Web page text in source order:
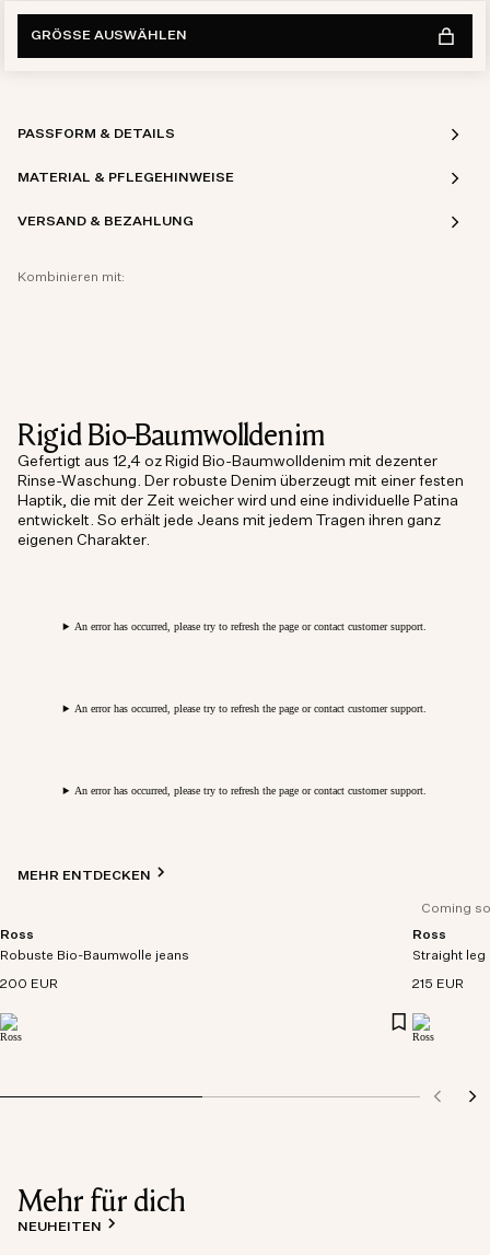
GRÖSSE AUSWÄHLEN
PASSFORM & DETAILS
MATERIAL & PFLEGEHINWEISE
VERSAND & BEZAHLUNG
Kombinieren mit:
Rigid Bio-Baumwolldenim
Gefertigt aus 12,4 oz Rigid Bio-Baumwolldenim mit dezenter
Rinse-Waschung. Der robuste Denim überzeugt mit einer festen
Haptik, die mit der Zeit weicher wird und eine individuelle Patina
entwickelt. So erhält jede Jeans mit jedem Tragen ihren ganz
eigenen Charakter.
An error has occurred, please try to refresh the page or contact customer support.
An error has occurred, please try to refresh the page or contact customer support.
An error has occurred, please try to refresh the page or contact customer support.
MEHR ENTDECKEN
Ross
Robuste Bio-Baumwolle jeans
200 EUR
Coming
Ross
Straight leg
215 EUR
Mehr für dich
NEUHEITEN